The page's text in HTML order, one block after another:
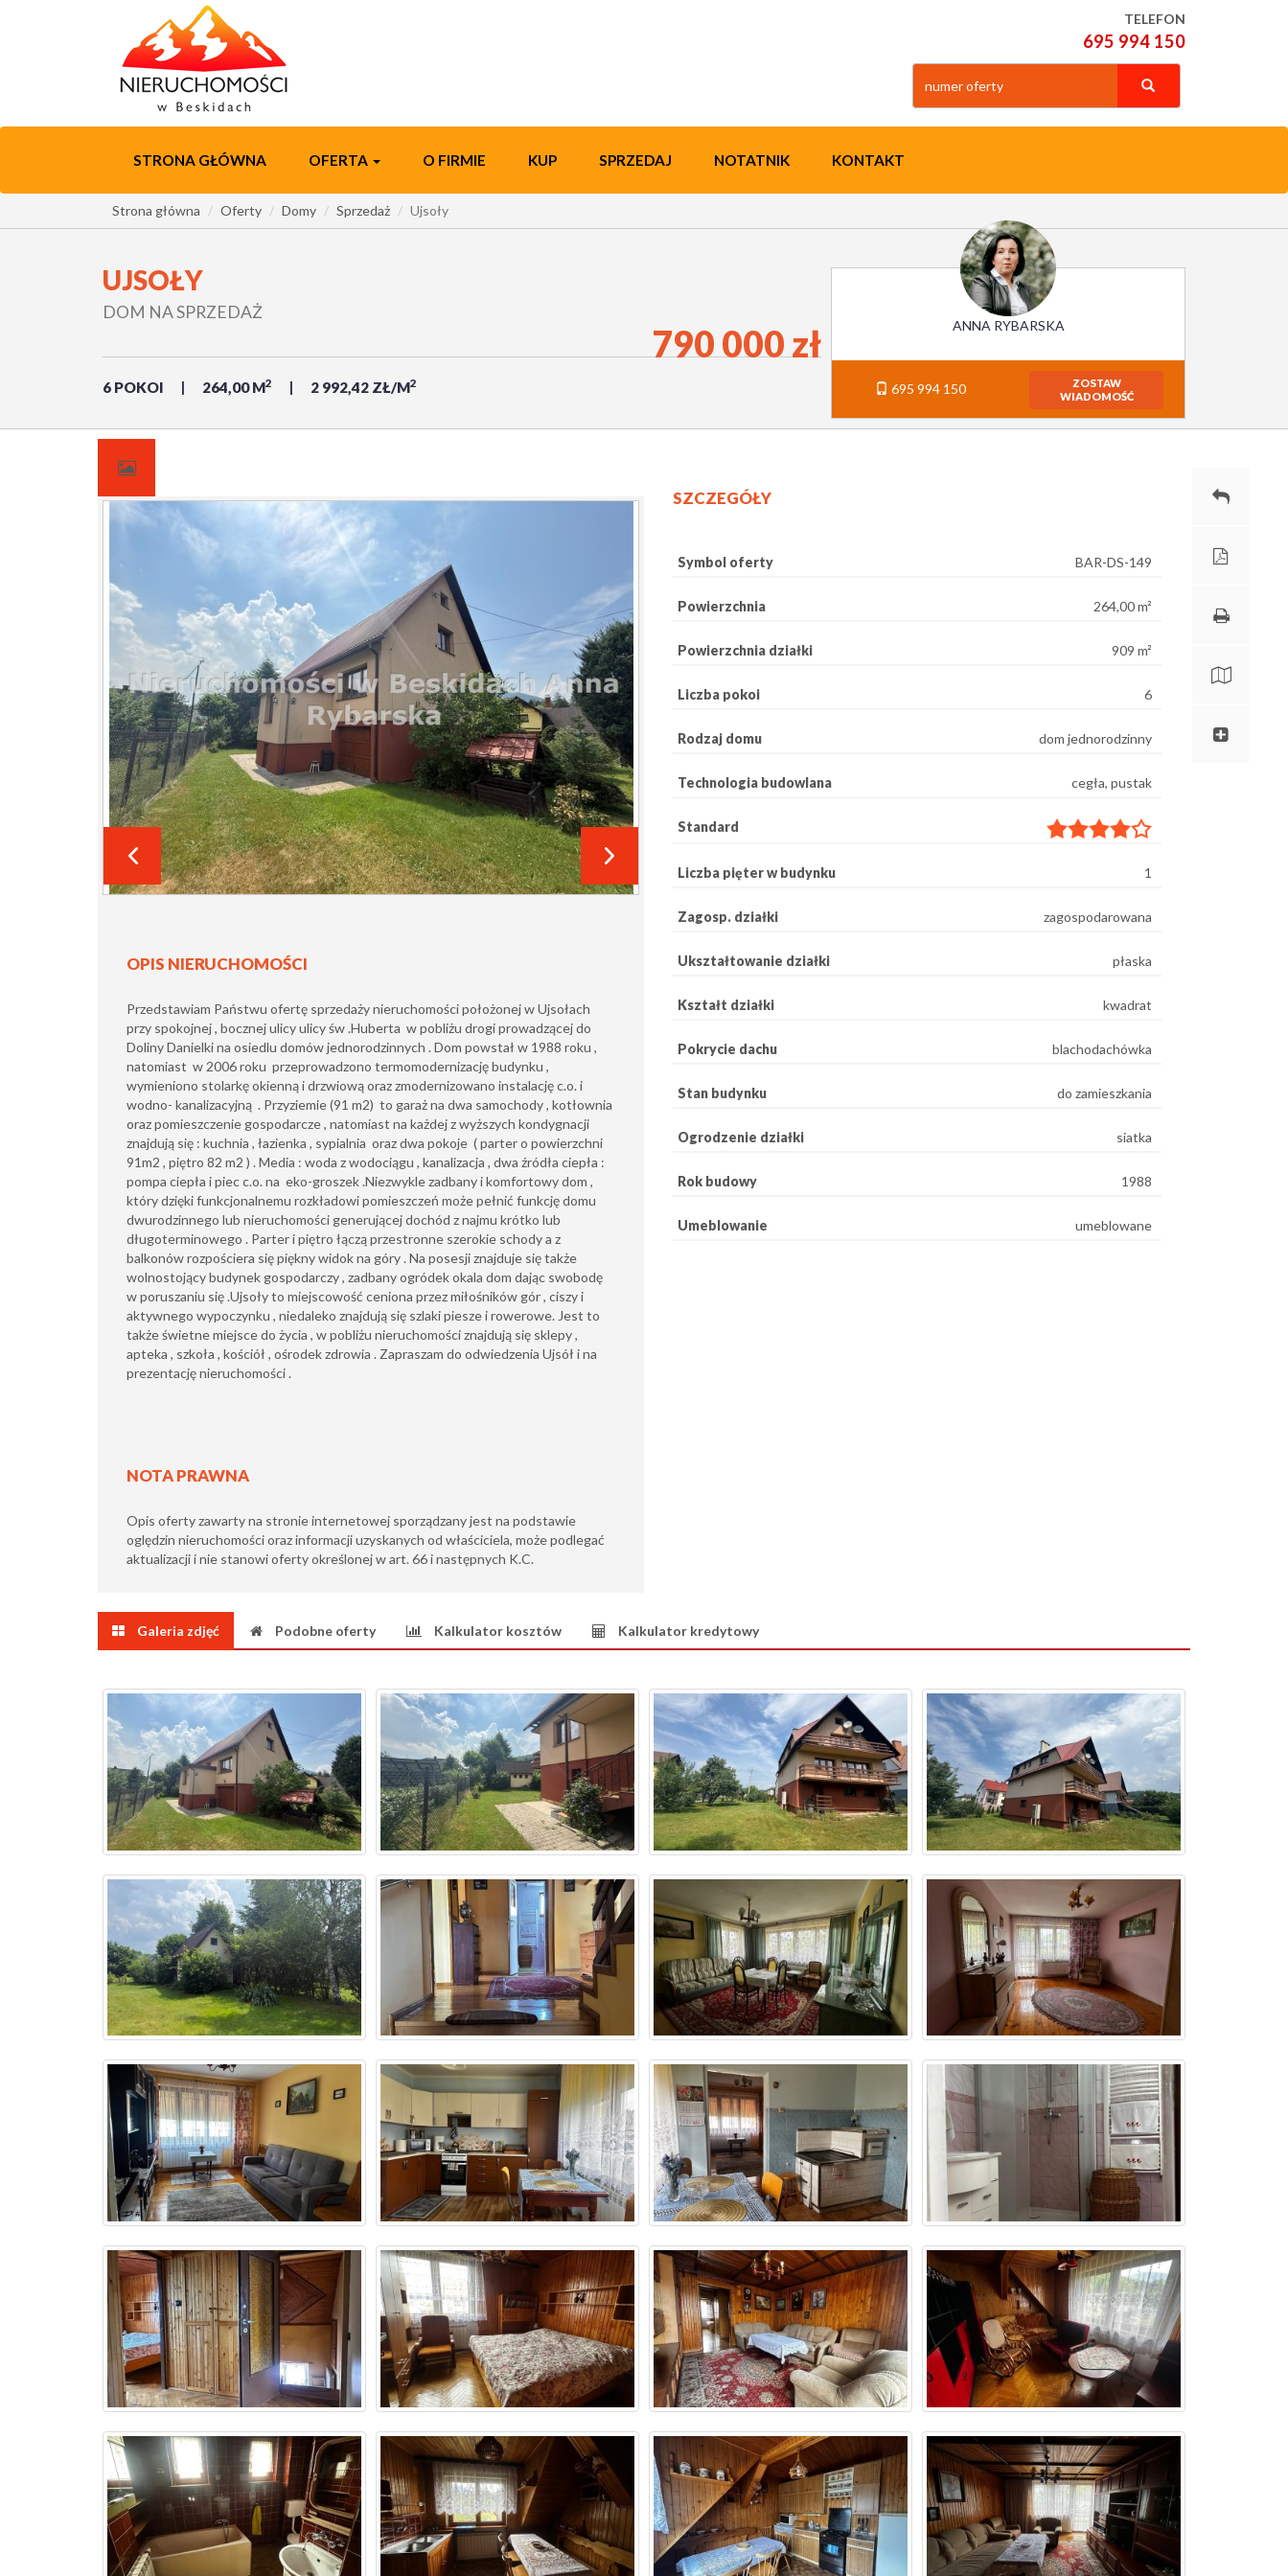
TELEFON
695 994 150
STRONA GŁÓWNA OFERTA O FIRMIE KUP SPRZEDAJ NOTATNIK KONTAKT
Strona główna Oferty Domy Sprzedaż Ujsoły
UJSOŁY
DOM NA SPRZEDAŻ
6 POKOI 264,00 M2 2 992,42 ZŁ/M2
790 000 zł ANNA RYBARSKA
695 994 150
ZOSTAW
WIADOMOŚĆ
OPIS NIERUCHOMOŚCI
Przedstawiam Państwu ofertę sprzedaży nieruchomości położonej w Ujsołach
przy spokojnej , bocznej ulicy ulicy św .Huberta w pobliżu drogi prowadzącej do
Doliny Danielki na osiedlu domów jednorodzinnych . Dom powstał w 1988 roku ,
natomiast w 2006 roku przeprowadzono termomodernizację budynku ,
wymieniono stolarkę okienną i drzwiową oraz zmodernizowano instalację c.o. i
wodno- kanalizacyjną . Przyziemie (91 m2) to garaż na dwa samochody , kotłownia
oraz pomieszczenie gospodarcze , natomiast na każdej z wyższych kondygnacji
znajdują się : kuchnia , łazienka , sypialnia oraz dwa pokoje ( parter o powierzchni
91m2 , piętro 82 m2 ) . Media : woda z wodociągu , kanalizacja , dwa źródła ciepła :
pompa ciepła i piec c.o. na eko-groszek .Niezwykle zadbany i komfortowy dom ,
który dzięki funkcjonalnemu rozkładowi pomieszczeń może pełnić funkcję domu
dwurodzinnego lub nieruchomości generującej dochód z najmu krótko lub
długoterminowego . Parter i piętro łączą przestronne szerokie schody a z
balkonów rozpościera się piękny widok na góry . Na posesji znajduje się także
wolnostojący budynek gospodarczy , zadbany ogródek okala dom dając swobodę
w poruszaniu się .Ujsoły to miejscowość ceniona przez miłośników gór , ciszy i
aktywnego wypoczynku , niedaleko znajdują się szlaki piesze i rowerowe. Jest to
także świetne miejsce do życia , w pobliżu nieruchomości znajdują się sklepy ,
apteka , szkoła , kościół , ośrodek zdrowia . Zapraszam do odwiedzenia Ujsół i na
prezentację nieruchomości .
NOTA PRAWNA
Opis oferty zawarty na stronie internetowej sporządzany jest na podstawie
oględzin nieruchomości oraz informacji uzyskanych od właściciela, może podlegać
aktualizacji i nie stanowi oferty określonej w art. 66 i następnych K.C.
SZCZEGÓŁY
Symbol oferty BAR-DS-149
Powierzchnia 264,00 m²
Powierzchnia działki 909 m²
Liczba pokoi 6
Rodzaj domu dom jednorodzinny
Technologia budowlana cegła, pustak
Standard
Liczba pięter w budynku 1
Zagosp. działki zagospodarowana
Ukształtowanie działki płaska
Kształt działki kwadrat
Pokrycie dachu blachodachówka
Stan budynku do zamieszkania
Ogrodzenie działki siatka
Rok budowy 1988
Umeblowanie umeblowane
Galeria zdjęć Podobne oferty Kalkulator kosztów Kalkulator kredytowy